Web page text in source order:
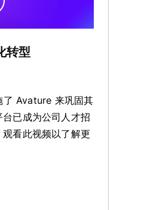
转型
了 Avature 来巩固其
已成为公司人才招
看此视频以了解更